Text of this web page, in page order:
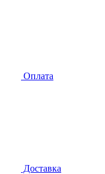
Оплата
Доставка